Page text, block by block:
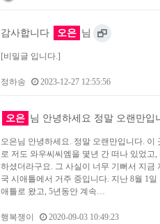
감사합니다 오은 님
[비밀글 입니다.]
정하송 2023-12-27 12:55:56
오은 님 안녕하세요 정말 오랜만입
오은님 안녕하세요. 정말 오랜만입니다.
로 저도 와우씨씨엠을 몇년 간 떠나 있었
하셨더라구요. 그 사실이 너무 기뻐서 지금
국 시애틀에서 거주 중입니다. 지난 8월 1
애틀로 왔고, 5년동안 계속…
행복쟁이 2020-09-03 10:49:23